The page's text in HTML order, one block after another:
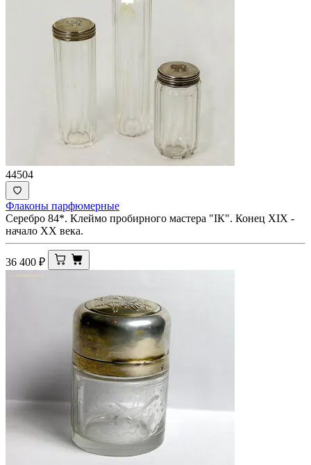
44504
Флаконы парфюмерные
Серебро 84*. Клеймо пробирного мастера "IК". Конец XIX -
начало ХХ века.
36 400 ₽